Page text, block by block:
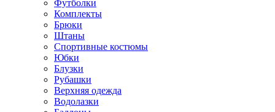
Футболки
Комплекты
Брюки
Штаны
Спортивные костюмы
Юбки
Блузки
Рубашки
Верхняя одежда
Водолазки